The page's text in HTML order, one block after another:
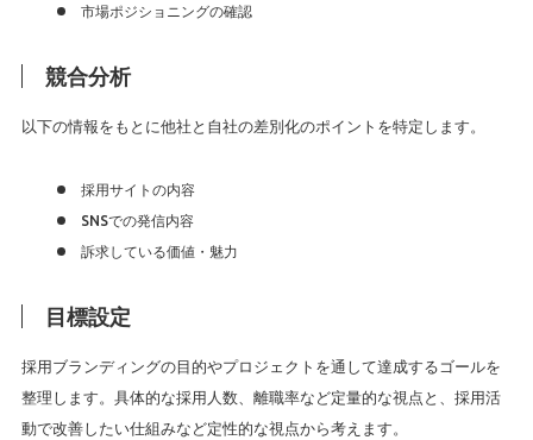
市場ポジショニングの確認
競合分析
以下の情報をもとに他社と自社の差別化のポイントを特定します。
採用サイトの内容
SNSでの発信内容
訴求している価値・魅力
目標設定
採用ブランディングの目的やプロジェクトを通して達成するゴールを
整理します。具体的な採用人数、離職率など定量的な視点と、採用活
動で改善したい仕組みなど定性的な視点から考えます。